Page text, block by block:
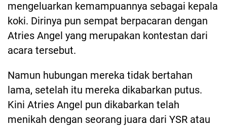
mengeluarkan kemampuannya sebagai kepala
koki. Dirinya pun sempat berpacaran dengan
Atries Angel yang merupakan kontestan dari
acara tersebut.
Namun hubungan mereka tidak bertahan
lama, setelah itu mereka dikabarkan putus.
Kini Atries Angel pun dikabarkan telah
menikah dengan seorang juara dari YSR atau